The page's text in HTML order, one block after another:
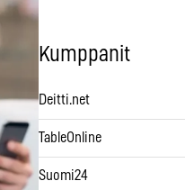
Kumppanit
Deitti.net
TableOnline
Suomi24